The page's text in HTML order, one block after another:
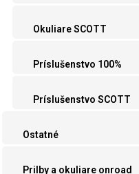
Okuliare SCOTT
Príslušenstvo 100%
Príslušenstvo SCOTT
Ostatné
Prilby a okuliare onroad